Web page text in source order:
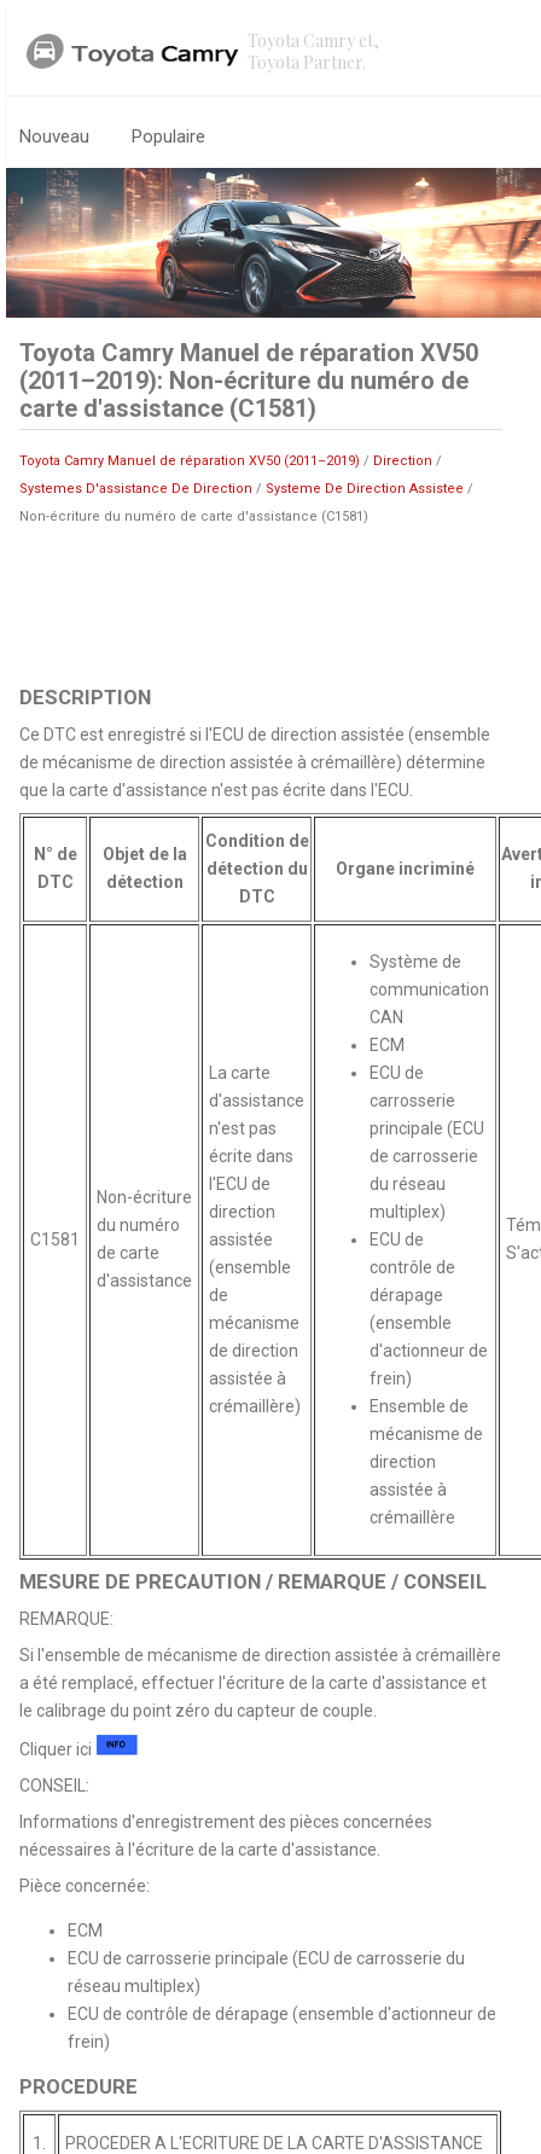
Toyota Camry et,
Toyota Partner.
Nouveau Populaire
Toyota Camry Manuel de réparation XV50
(2011–2019): Non-écriture du numéro de
carte d'assistance (C1581)
Toyota Camry Manuel de réparation XV50 (2011–2019) / Direction /
Systemes D'assistance De Direction / Systeme De Direction Assistee /
Non-écriture du numéro de carte d'assistance (C1581)
DESCRIPTION
Ce DTC est enregistré si l'ECU de direction assistée (ensemble
de mécanisme de direction assistée à crémaillère) détermine
que la carte d'assistance n'est pas écrite dans l'ECU.
N° de
DTC
Objet de la
détection
Condition de
détection du
DTC
Organe incriminé
C1581
Non-écriture
du numéro
de carte
d'assistance
La carte
d'assistance
n'est pas
écrite dans
l'ECU de
direction
assistée
(ensemble
de
mécanisme
de direction
assistée à
crémaillère)
Système de
communication
CAN
ECM
ECU de
carrosserie
principale (ECU
de carrosserie
du réseau
multiplex)
ECU de
contrôle de
dérapage
(ensemble
d'actionneur de
frein)
Ensemble de
mécanisme de
direction
assistée à
crémaillère
MESURE DE PRECAUTION / REMARQUE / CONSEIL
REMARQUE:
Si l'ensemble de mécanisme de direction assistée à crémaillère
a été remplacé, effectuer l'écriture de la carte d'assistance et
le calibrage du point zéro du capteur de couple.
Cliquer ici
CONSEIL:
Informations d'enregistrement des pièces concernées
nécessaires à l'écriture de la carte d'assistance.
Pièce concernée:
ECM
ECU de carrosserie principale (ECU de carrosserie du
réseau multiplex)
ECU de contrôle de dérapage (ensemble d'actionneur de
frein)
PROCEDURE
1. PROCEDER A L'ECRITURE DE LA CARTE D'ASSISTANCE